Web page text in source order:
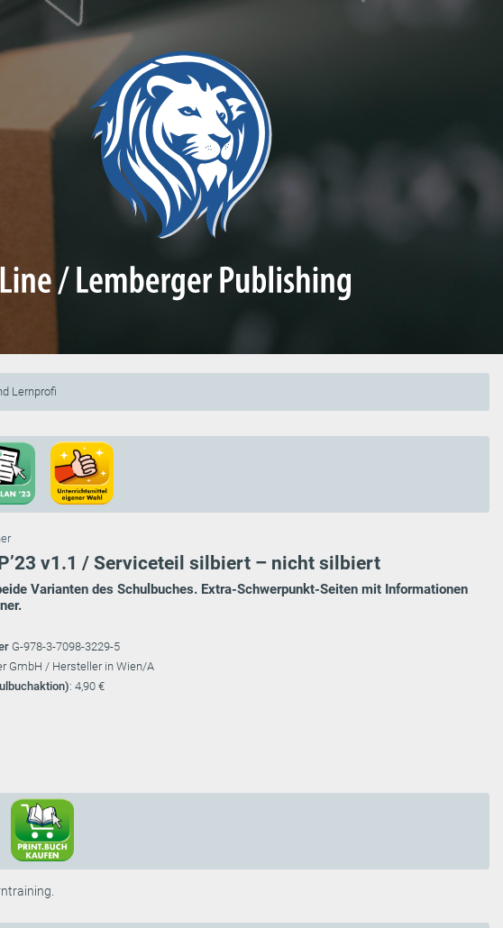
Lernprofi
v1.1 / Serviceteil silbiert – nicht silbiert
Varianten des Schulbuches. Extra-Schwerpunkt-Seiten mit Informationen
G-978-3-7098-3229-5
GmbH / Hersteller in Wien/A
: 4,90 €